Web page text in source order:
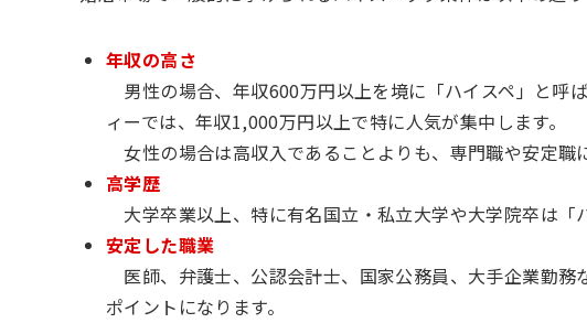
年収の高さ
男性の場合、年収600万円以上を境に「ハイスペ」と呼
ィーでは、年収1,000万円以上で特に人気が集中します。
女性の場合は高収入であることよりも、専門職や安定職
高学歴
大学卒業以上、特に有名国立・私立大学や大学院卒は「
安定した職業
医師、弁護士、公認会計士、国家公務員、大手企業勤
ポイントになります。